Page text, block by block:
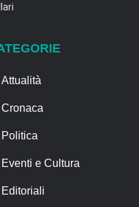
Attualità
Cronaca
Politica
Eventi e Cultura
Editoriali